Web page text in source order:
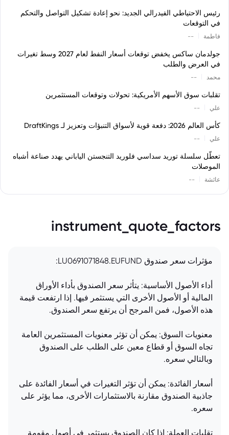
رئيس الاحتياطي الفيدرالي الجديد: نحو إعادة تشكيل التواصل والتحكم
في التوقعات
فاطمة --
جولدمان ساكس يخفض توقعات أسعار النفط لعام 2027 وسط تغيرات
في العرض والطلب
محمد --
تقلبات سوق الأسهم الأمريكية: تحولات وتوقعات المستثمرين
علي --
كأس العالم 2026: دفعة قوية لأسواق التنبؤات وتعزيز لـ DraftKings
علي --
تعطّل سلسلة توريد سداسي فلوريد التنجستن الياباني يهدد صناعة أشباه
الموصلات
عائشة --
instrument_quote_factors
مؤثرات سعر صندوق LU0691071848.EUFUND:
أداء الأصول الأساسية: يتأثر سعر الصندوق بأداء الأوراق
المالية أو الأصول الأخرى التي يستثمر فيها. إذا ارتفعت قيمة
هذه الأصول، فمن المرجح أن يرتفع سعر الصندوق.
معنويات السوق: يمكن أن تؤثر معنويات المستثمرين العامة
تجاه السوق أو قطاع معين على الطلب على الصندوق
وبالتالي سعره.
أسعار الفائدة: يمكن أن تؤثر التغيرات في أسعار الفائدة على
جاذبية الصندوق مقارنة بالاستثمارات الأخرى، مما يؤثر على
سعره.
تقلبات العملة: إذا كان الصندوق يستثمر في أصول مقومة